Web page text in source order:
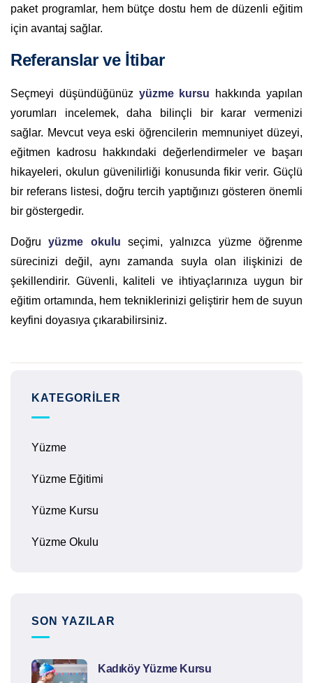
paket programlar, hem bütçe dostu hem de düzenli eğitim
için avantaj sağlar.
Referanslar ve İtibar
Seçmeyi düşündüğünüz yüzme kursu hakkında yapılan
yorumları incelemek, daha bilinçli bir karar vermenizi
sağlar. Mevcut veya eski öğrencilerin memnuniyet düzeyi,
eğitmen kadrosu hakkındaki değerlendirmeler ve başarı
hikayeleri, okulun güvenilirliği konusunda fikir verir. Güçlü
bir referans listesi, doğru tercih yaptığınızı gösteren önemli
bir göstergedir.
Doğruyüzme okulu seçimi, yalnızca yüzme öğrenme
sürecinizi değil, aynı zamanda suyla olan ilişkinizi de
şekillendirir. Güvenli, kaliteli ve ihtiyaçlarınıza uygun bir
eğitim ortamında, hem tekniklerinizi geliştirir hem de suyun
keyfini doyasıya çıkarabilirsiniz.
KATEGORILER
Yüzme
Yüzme Eğitimi
Yüzme Kursu
Yüzme Okulu
SON YAZILAR
Kadıköy Yüzme Kursu